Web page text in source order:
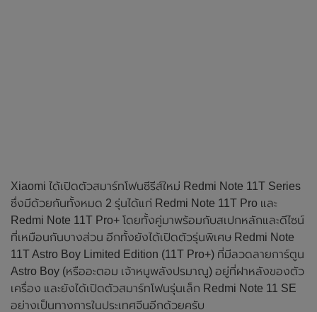
Xiaomi ได้เปิดตัวสมาร์ทโฟนซีรีส์ใหม่ Redmi Note 11T Series
ซึ่งมีด้วยกันทั้งหมด 2 รุ่นได้แก่ Redmi Note 11T Pro และ
Redmi Note 11T Pro+ โดยทั้งคู่มาพร้อมกับสเปกหลักและดีไซน์
ที่เหมือนกันบางส่วน อีกทั้งยังได้เปิดตัวรุ่นพิเศษ Redmi Note
11T Astro Boy Limited Edition (11T Pro+) ที่มีลวดลายการ์ตูน
Astro Boy (หรืออะตอม เจ้าหนูพลังปรมาณู) อยู่ที่ฝาหลังของตัว
เครื่อง และยังได้เปิดตัวสมาร์ทโฟนรุ่นเล็ก Redmi Note 11 SE
อย่างเป็นทางการในประเทศจีนอีกด้วยครับ